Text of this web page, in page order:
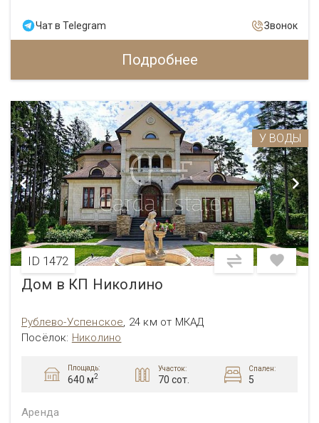
Чат в Telegram Звонок
Подробнее
У ВОДЫ
ID 1472
Дом в КП Николино
Рублево-Успенское, 24 км от МКАД
Посёлок: Николино
Площадь:
640 м2
Участок:
70 сот.
Спален:
5
Аренда